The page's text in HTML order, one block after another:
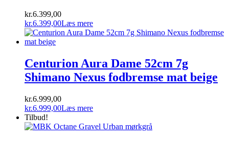
kr.6.399,00
kr.6.399,00Læs mere
Centurion Aura Dame 52cm 7g
Shimano Nexus fodbremse mat beige
kr.6.999,00
kr.6.999,00Læs mere
Tilbud!